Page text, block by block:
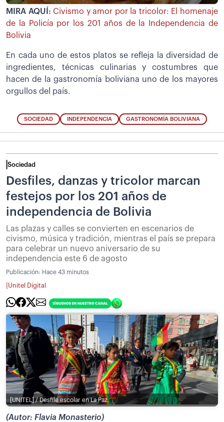
MIRA AQUÍ: Civismo y amor por la tricolor: El homenaje
de la Policía por los 201 años de la Independencia de
Bolivia
En cada uno de estos platos se refleja la diversidad de
ingredientes, técnicas culinarias y costumbres que
hacen de la gastronomía boliviana uno de los mayores
orgullos del país.
SOCIEDAD INDEPENDENCIA GASTRONOMÍA BOLIVIANA
Sociedad
Desfiles, danzas y tricolor marcan
festejos por los 201 años de
independencia de Bolivia
Las plazas y calles se convierten en escenarios de
civismo, música y tradición, mientras el país se prepara
para celebrar un nuevo aniversario de su
independencia este 6 de agosto
Publicación: Hace 43 minutos
Unitel Digital
[UNITEL] / Desfile escolar en La Paz.
(Autor: Flavia Monasterio)